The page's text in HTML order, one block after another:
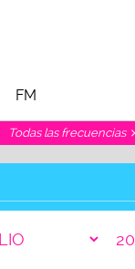
FM
Todas las frecuencias